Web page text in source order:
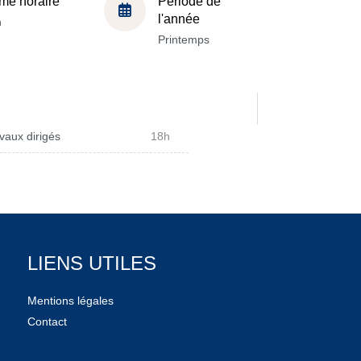
l'année
Printemps
dirigés 18h
LIENS UTILES
Mentions légales
Contact